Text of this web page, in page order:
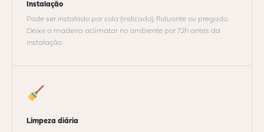
Instalação
Pode ser instalado por cola (indicado), flutuante ou pregado.
Deixe a madeira aclimatar no ambiente por 72h antes da
instalação.
Limpeza diária